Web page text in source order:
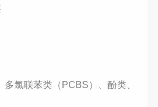
氯联苯类（PCBS）、酚类、